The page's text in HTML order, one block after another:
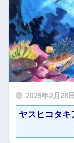
2025年2月28日
ヤスヒコタキ